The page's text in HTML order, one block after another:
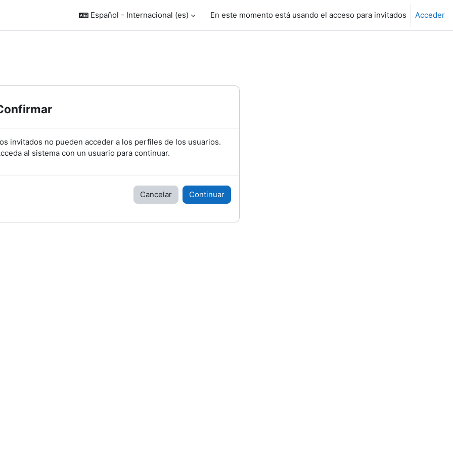
Español - Internacional ‎(es)‎ En este momento está usando el acceso para invitados Acceder
invitados no pueden acceder a los perfiles de los usuarios.
al sistema con un usuario para continuar.
Cancelar Continuar